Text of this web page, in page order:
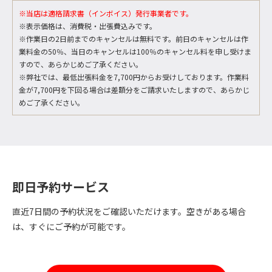
※当店は適格請求書（インボイス）発行事業者です。
※表示価格は、消費税・出張費込みです。
※作業日の2日前までのキャンセルは無料です。前日のキャンセルは作
業料金の50％、当日のキャンセルは100％のキャンセル料を申し受けま
すので、あらかじめご了承ください。
※弊社では、最低出張料金を7,700円からお受けしております。作業料
金が7,700円を下回る場合は差額分をご請求いたしますので、あらかじ
めご了承ください。
即日予約サービス
直近7日間の予約状況をご確認いただけます。空きがある場合
は、すぐにご予約が可能です。